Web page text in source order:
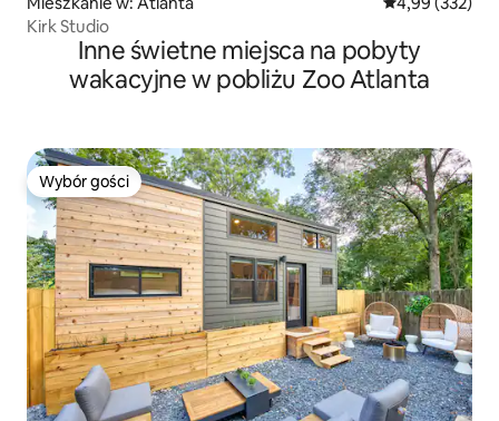
Kirk Studio
Inne świetne miejsca na pobyty
wakacyjne w pobliżu Zoo Atlanta
Wybór gości
Wybór gości